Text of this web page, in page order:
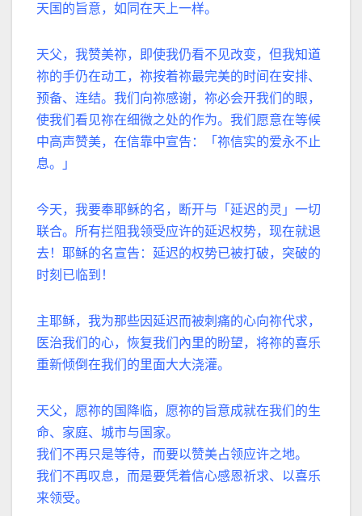
天国的旨意，如同在天上一样。
天父，我赞美祢，即使我仍看不见改变，但我知道
祢的手仍在动工，祢按着祢最完美的时间在安排、
预备、连结。我们向祢感谢，祢必会开我们的眼，
使我们看见祢在细微之处的作为。我们愿意在等候
中高声赞美，在信靠中宣告：「祢信实的爱永不止
息。」
今天，我要奉耶稣的名，断开与「延迟的灵」一切
联合。所有拦阻我领受应许的延迟权势，现在就退
去！耶稣的名宣告：延迟的权势已被打破，突破的
时刻已临到！
主耶稣，我为那些因延迟而被刺痛的心向祢代求，
医治我们的心，恢复我们內里的盼望，将祢的喜乐
重新倾倒在我们的里面大大浇灌。
天父，愿祢的国降临，愿祢的旨意成就在我们的生
命、家庭、城市与国家。
我们不再只是等待，而要以赞美占领应许之地。
我们不再叹息，而是要凭着信心感恩祈求、以喜乐
来领受。